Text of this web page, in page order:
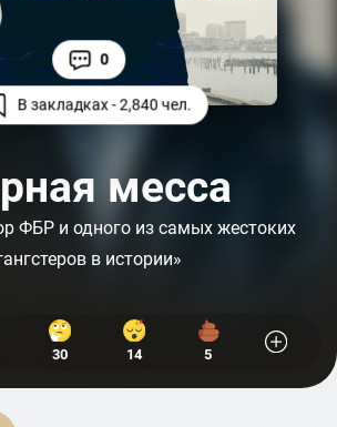
В закладках - 2,840 чел.
0
месса
ФБР и одного из самых жестоких
в истории»
30 14 5